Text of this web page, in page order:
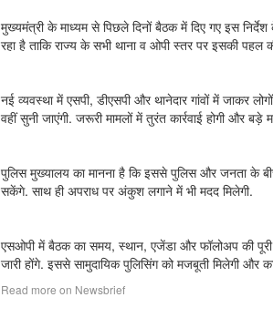
मुख्यमंत्री के माध्यम से पिछले दिनों बैठक में दिए गए इस
रहा है ताकि राज्य के सभी थाना व ओपी स्तर पर इसकी पहल
नई व्यवस्था में एसपी, डीएसपी और थानेदार गांवों में जाकर
वहीं सुनी जाएंगी. जरूरी मामलों में तुरंत कार्रवाई होगी और बड़े
पुलिस मुख्यालय का मानना है कि इससे पुलिस और जनता के
सकेंगे. साथ ही अपराध पर अंकुश लगाने में भी मदद मिलेगी.
एसओपी में बैठक का समय, स्थान, एजेंडा और फॉलोअप की पूरी
जारी होंगे. इससे सामुदायिक पुलिसिंग को मजबूती मिलेगी और
Read more on Newsbrief